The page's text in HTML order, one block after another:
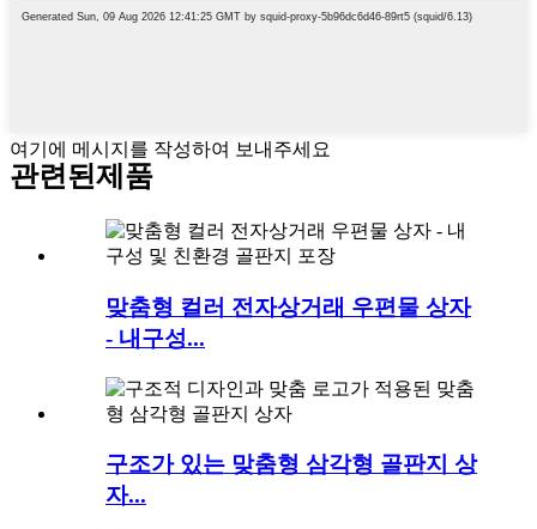
여기에 메시지를 작성하여 보내주세요
관련된제품
맞춤형 컬러 전자상거래 우편물 상자
- 내구성...
구조가 있는 맞춤형 삼각형 골판지 상
자...